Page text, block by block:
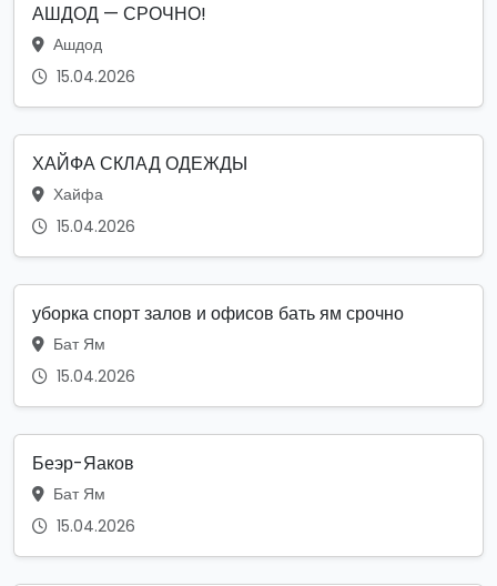
АШДОД — СРОЧНО!
Ашдод
15.04.2026
ХАЙФА СКЛАД ОДЕЖДЫ
Хайфа
15.04.2026
уборка спорт залов и офисов бать ям срочно
Бат Ям
15.04.2026
Беэр-Яаков
Бат Ям
15.04.2026